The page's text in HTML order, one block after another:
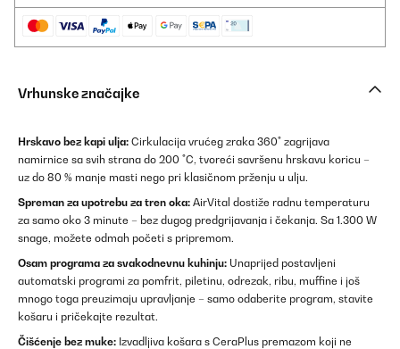
Vrhunske značajke
Hrskavo bez kapi ulja: Cirkulacija vrućeg zraka 360° zagrijava
namirnice sa svih strana do 200 °C, tvoreći savršenu hrskavu koricu –
uz do 80 % manje masti nego pri klasičnom prženju u ulju.
Spreman za upotrebu za tren oka: AirVital dostiže radnu temperaturu
za samo oko 3 minute – bez dugog predgrijavanja i čekanja. Sa 1.300 W
snage, možete odmah početi s pripremom.
Osam programa za svakodnevnu kuhinju: Unaprijed postavljeni
automatski programi za pomfrit, piletinu, odrezak, ribu, muffine i još
mnogo toga preuzimaju upravljanje – samo odaberite program, stavite
košaru i pričekajte rezultat.
Čišćenje bez muke: Izvadljiva košara s CeraPlus premazom koji ne